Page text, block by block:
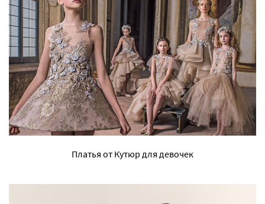
Платья от Кутюр для девочек